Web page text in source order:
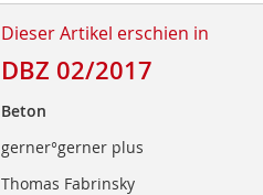
Dieser Artikel erschien in
DBZ 02/2017
Beton
gerner°gerner plus
Thomas Fabrinsky